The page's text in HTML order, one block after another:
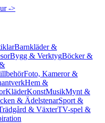
->
Barnkläder &
Bygg & VerktygBöcker &
Foto, Kameror &
Hem &
KläderKonstMusikMynt &
& ÄdelstenarSport &
& VäxterTV-spel &